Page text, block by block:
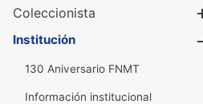
Coleccionista
Institución
130 Aniversario FNMT
Información institucional